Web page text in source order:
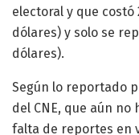
electoral y que costó
dólares) y solo se
dólares).
Según lo reportado
del CNE, que aún
falta de reportes en